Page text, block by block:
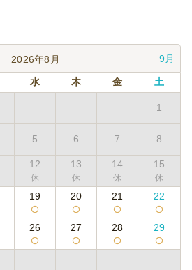
2026年8月 9月
水 木 金 土
1
5 6 7 8
12 13 14 15
19 20 21 22
26 27 28 29